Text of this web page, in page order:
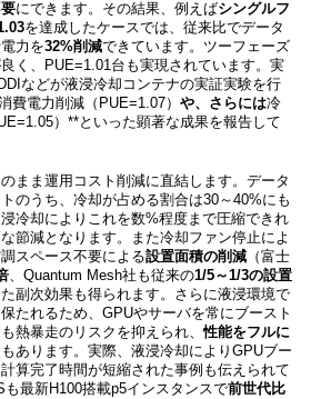
にできます。その結果、例えばシングルフ
を達成したケースでは、従来比でデータ
力を32%削減できています​。ツーフェーズ
く、PUE=1.01台も実現されています​。実
などが液浸冷却コンテナの実証実験を行
費電力削減（PUE=1.07）や、さらには冷
）**といった顕著な成果を報告して
まま運用コスト削減に直結します。データ
のうち、冷却が占める割合は30～40%にも
冷却によりこれを数%程度まで圧縮できれ
節減となります。また冷却ファン停止によ
スペース不要による設置面積の削減 （富士
、Quantum Mesh社も従来の1/5～1/3の設置
副次効果も得られます。さらに液浸環境で
たれるため、GPUやサーバを常にブースト
熱暴走のリスクを抑えられ、性能をフルに
あります。実際、液浸冷却によりGPUブー
算完了時間が短縮された事例も伝えられて
も最新H100搭載p5インスタンスで前世代比